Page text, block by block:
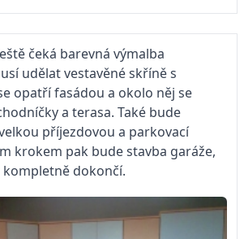
čeká barevná výmalba
udělat vestavěné skříně s
opatří fasádou a okolo něj se
a terasa. Také bude
příjezdovou a parkovací
krokem pak bude stavba garáže,
dokončí.